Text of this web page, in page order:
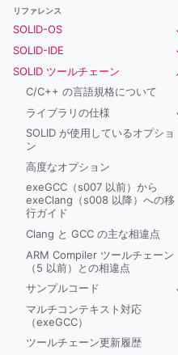
リファレンス
SOLID-OS
SOLID-IDE
SOLID ツールチェーン
C/C++ の言語規格について
ライブラリの仕様
SOLID が使用しているオプショ
ン
高度なオプション
exeGCC（s007 以前）から
exeClang（s008 以降）への移
行ガイド
Clang と GCC の主な相違点
ARM Compiler ツールチェーン
（5 以前）との相違点
サンプルコード
マルチコンテキスト対応
（exeGCC）
ツールチェーン更新履歴